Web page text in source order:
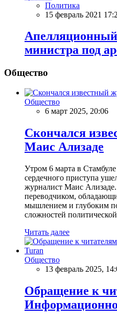
Политика
15 февраль 2021
Апелляционный
министра под
Общество
Общество
6 март 2025, 20:06
Скончался
Маис Ализаде
Утром 6 марта в
сердечного приступа
журналист Маис
переводчиком,
мышлением и глубоким
сложностей
Читать далее
Общество
13 февраль 2025,
Обращение к